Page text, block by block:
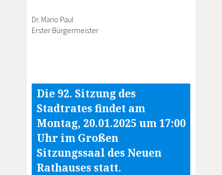
Dr. Mario Paul
Erster Bürgermeister
Die 92. Sitzung des
Stadtrates findet am
Montag, 20.01.2025 um 17:00
Uhr im Großen
Sitzungssaal des Neuen
Rathauses statt.